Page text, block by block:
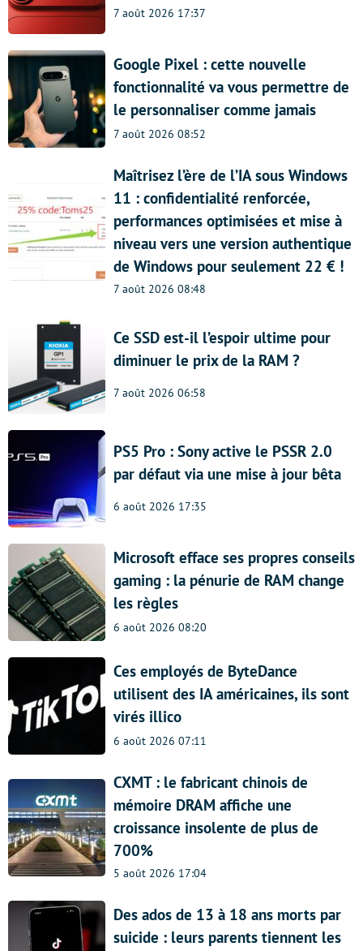
7 août 2026 17:37
Google Pixel : cette nouvelle
fonctionnalité va vous permettre de
le personnaliser comme jamais
7 août 2026 08:52
Maîtrisez l’ère de l’IA sous Windows
11 : confidentialité renforcée,
performances optimisées et mise à
niveau vers une version authentique
de Windows pour seulement 22 € !
7 août 2026 08:48
Ce SSD est-il l’espoir ultime pour
diminuer le prix de la RAM ?
7 août 2026 06:58
PS5 Pro : Sony active le PSSR 2.0
par défaut via une mise à jour bêta
6 août 2026 17:35
Microsoft efface ses propres conseils
gaming : la pénurie de RAM change
les règles
6 août 2026 08:20
Ces employés de ByteDance
utilisent des IA américaines, ils sont
virés illico
6 août 2026 07:11
CXMT : le fabricant chinois de
mémoire DRAM affiche une
croissance insolente de plus de
700%
5 août 2026 17:04
Des ados de 13 à 18 ans morts par
suicide : leurs parents tiennent les